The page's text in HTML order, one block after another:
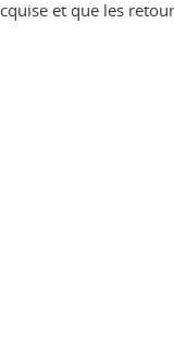
et que les